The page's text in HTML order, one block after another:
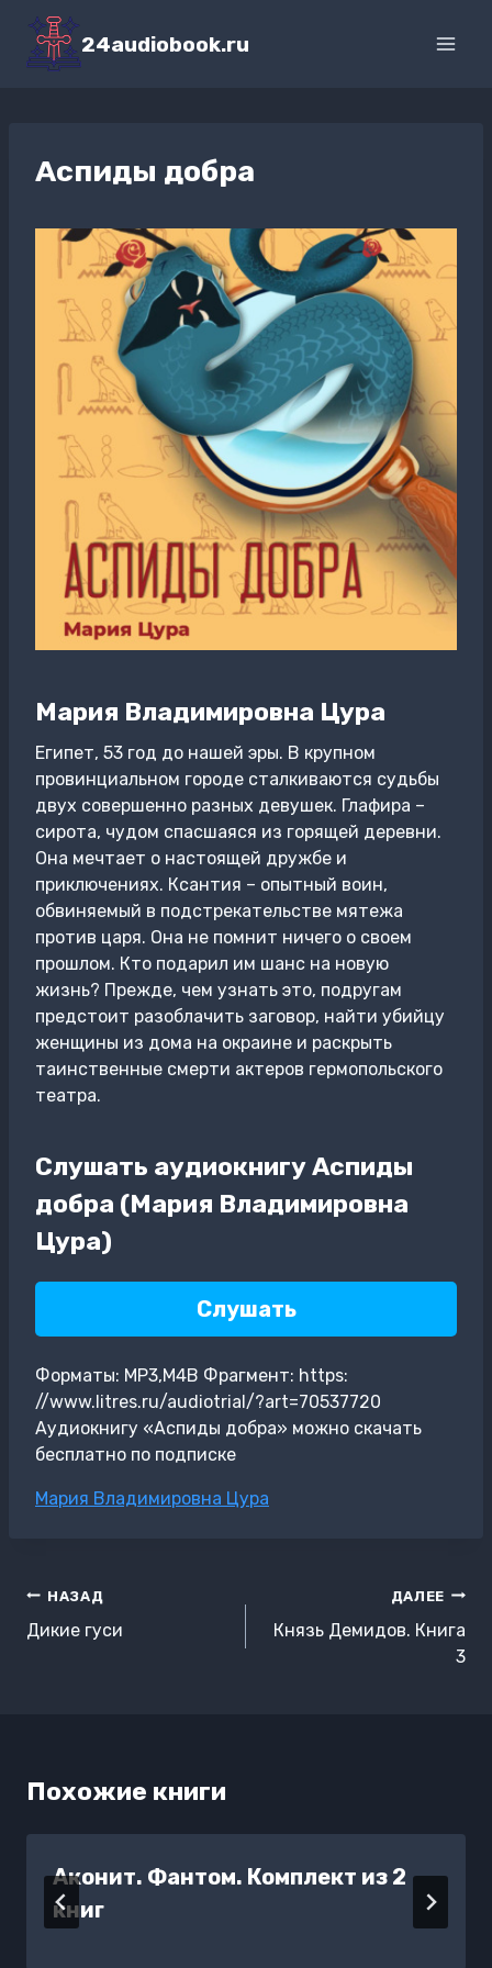
Перейти
содержимому
24audiobook.ru
Аспиды добра
Мария Владимировна Цура
Египет, 53 год до нашей эры. В крупном
провинциальном городе сталкиваются судьбы
двух совершенно разных девушек. Глафира –
сирота, чудом спасшаяся из горящей деревни.
Она мечтает о настоящей дружбе и
приключениях. Ксантия – опытный воин,
обвиняемый в подстрекательстве мятежа
против царя. Она не помнит ничего о своем
прошлом. Кто подарил им шанс на новую
жизнь? Прежде, чем узнать это, подругам
предстоит разоблачить заговор, найти убийцу
женщины из дома на окраине и раскрыть
таинственные смерти актеров гермопольского
театра.
Слушать аудиокнигу Аспиды
добра (Мария Владимировна
Цура)
Слушать
Форматы: MP3,M4B Фрагмент: https:
//www.litres.ru/audiotrial/?art=70537720
Аудиокнигу «Аспиды добра» можно скачать
бесплатно по подписке
Метки
Мария Владимировна Цура
Навигация
по
НАЗАД
Дикие гуси
ДАЛЕЕ
Князь Демидов. Книга
3
Похожие книги
Аконит. Фантом. Комплект из 2
книг